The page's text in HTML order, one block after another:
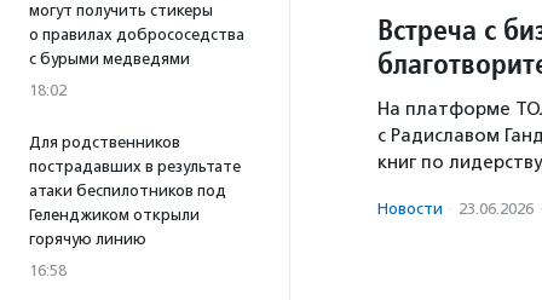
могут получить стикеры
о правилах добрососедства
с бурыми медведями
18:02
Для родственников
пострадавших в результате
атаки беспилотников под
Геленджиком открыли
горячую линию
16:58
Встреча с
На платформе
с Радиславом
книг по
Новости · 23.06.2026 ·